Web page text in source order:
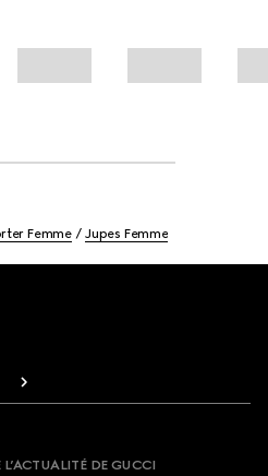
Femme Jupes Femme
DE GUCCI